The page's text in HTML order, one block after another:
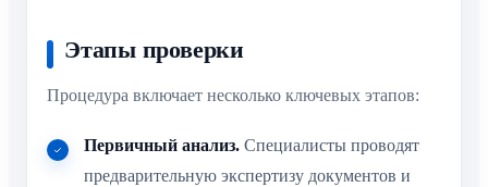
Этапы проверки
Процедура включает несколько ключевых этапов:
Первичный анализ. Специалисты проводят
предварительную экспертизу документов и